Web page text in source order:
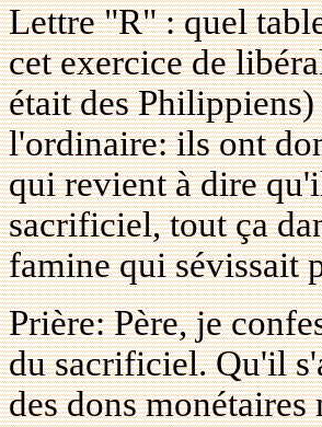
Lettre "R" : quel
cet exercice de
était des
l'ordinaire: ils ont
qui revient à dire
sacrificiel, tout ça
famine qui sévissait
Prière: Père, je
du sacrificiel. Qu'il
des dons